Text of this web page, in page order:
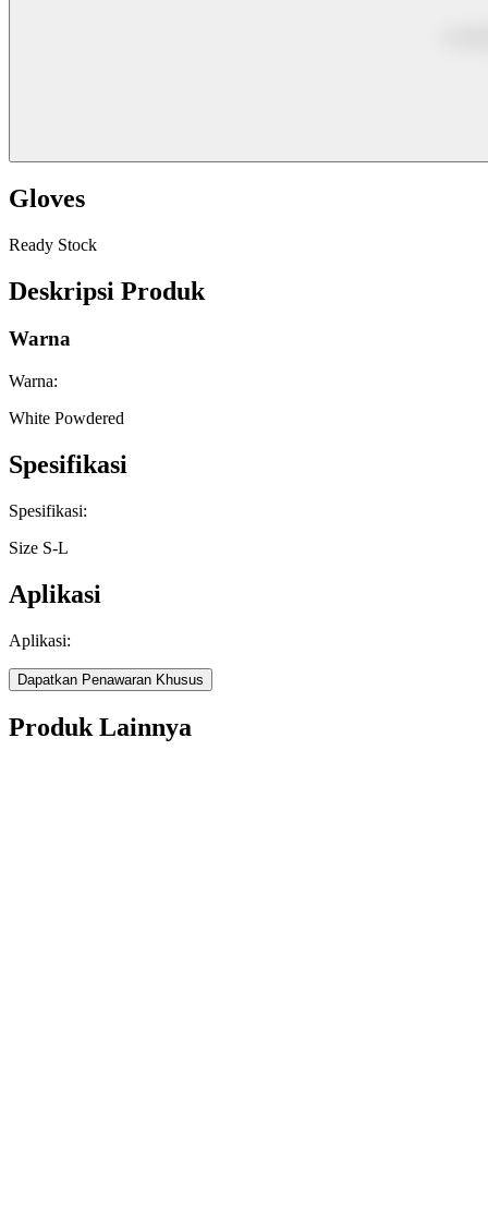
Gloves
Ready Stock
Deskripsi Produk
Warna
Warna:
White Powdered
Spesifikasi
Spesifikasi:
Size S-L
Aplikasi
Aplikasi:
Dapatkan Penawaran Khusus
Produk Lainnya